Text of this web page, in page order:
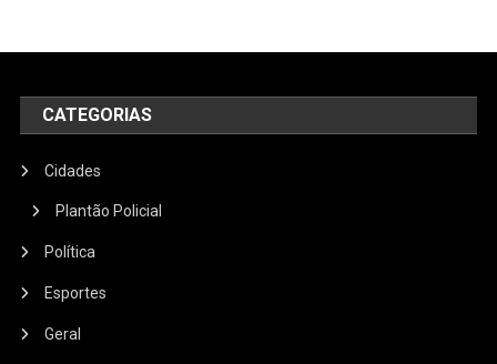
CATEGORIAS
Cidades
Plantão Policial
Política
Esportes
Geral